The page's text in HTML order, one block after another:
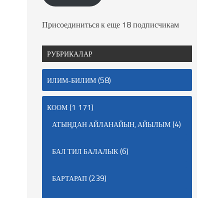
Присоединиться к еще 18 подписчикам
РУБРИКАЛАР
ИЛИМ-БИЛИМ(58)
КООМ(1 171)
АТЫҢДАН АЙЛАНАЙЫН, АЙЫЛЫМ(4)
БАЛ ТИЛ БАЛАЛЫК(6)
БАРТАРАП(239)